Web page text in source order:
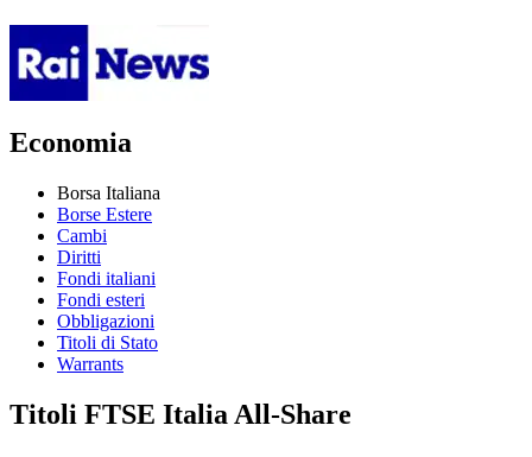
Economia
Borsa Italiana
Borse Estere
Cambi
Diritti
Fondi italiani
Fondi esteri
Obbligazioni
Titoli di Stato
Warrants
Titoli FTSE Italia All-Share